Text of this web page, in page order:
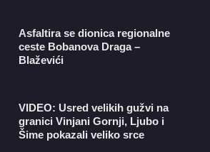
Asfaltira se dionica regionalne
ceste Bobanova Draga –
Blaževići
VIDEO: Usred velikih gužvi na
granici Vinjani Gornji, Ljubo i
Šime pokazali veliko srce